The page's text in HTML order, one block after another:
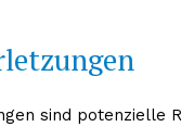
sind potenzielle